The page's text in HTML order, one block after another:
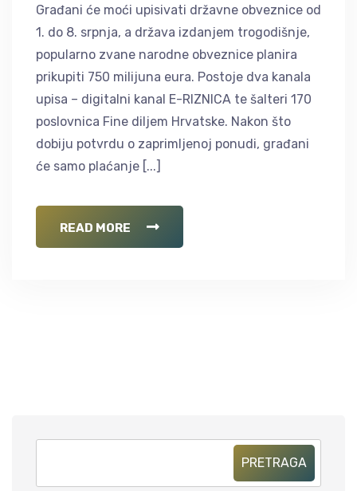
Građani će moći upisivati državne obveznice od
1. do 8. srpnja, a država izdanjem trogodišnje,
popularno zvane narodne obveznice planira
prikupiti 750 milijuna eura. Postoje dva kanala
upisa – digitalni kanal E-RIZNICA te šalteri 170
poslovnica Fine diljem Hrvatske. Nakon što
dobiju potvrdu o zaprimljenoj ponudi, građani
će samo plaćanje [...]
READ MORE
PRETRAGA